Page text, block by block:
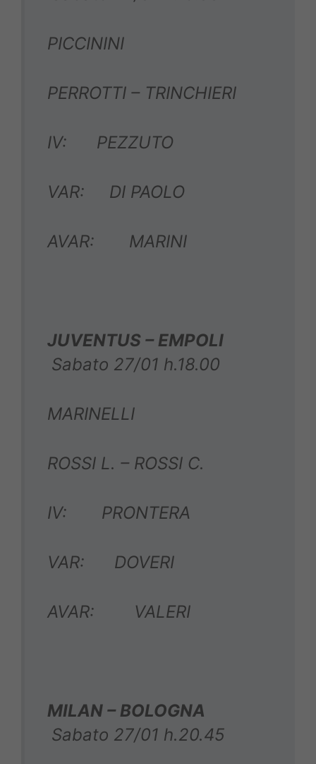
PICCININI
PERROTTI – TRINCHIERI
IV: PEZZUTO
VAR: DI PAOLO
AVAR: MARINI
JUVENTUS – EMPOLI
Sabato 27/01 h.18.00
MARINELLI
ROSSI L. – ROSSI C.
IV: PRONTERA
VAR: DOVERI
AVAR: VALERI
MILAN – BOLOGNA
Sabato 27/01 h.20.45